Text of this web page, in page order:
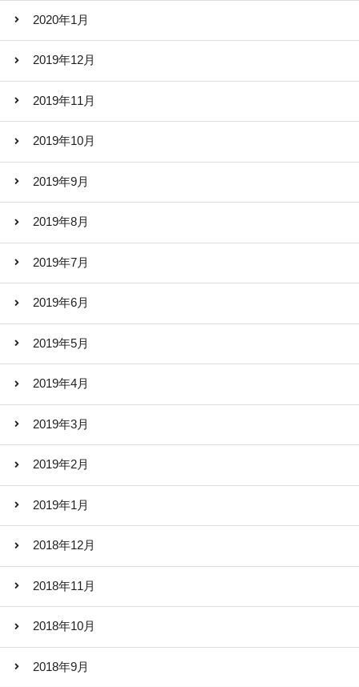
2020年1月
2019年12月
2019年11月
2019年10月
2019年9月
2019年8月
2019年7月
2019年6月
2019年5月
2019年4月
2019年3月
2019年2月
2019年1月
2018年12月
2018年11月
2018年10月
2018年9月